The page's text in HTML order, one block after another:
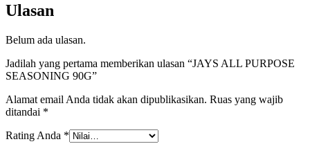
Ulasan
Belum ada ulasan.
Jadilah yang pertama memberikan ulasan “JAYS ALL PURPOSE
SEASONING 90G”
Alamat email Anda tidak akan dipublikasikan. Ruas yang wajib
ditandai *
Rating Anda *